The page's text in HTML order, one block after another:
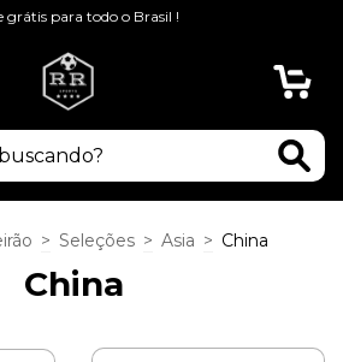
grátis para todo o Brasil !
> Seleções > Asia > China
China